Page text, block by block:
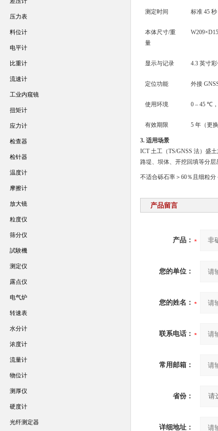
测定时间 标准 45
本体尺寸/重
量
显示与记录 4.3 英寸
定位功能 外接
使用环境 0 – 45 ℃
有效期限 5 年（更
3. 适用场景
ICT 土工（TS/GNSS 法）盛
路堤、坝体、开挖回填等分
不适合砾石率＞60％且细粒
产品留言
产品：
您的单位：
您的姓名：
联系电话：
常用邮箱：
省份：
详细地址：
压力表
料位计
电平计
比重计
流速计
工业内窥镜
扭矩计
应力计
检查器
检针器
温度计
摩擦计
放大镜
粒度仪
筛分仪
試験機
测定仪
露点仪
电气炉
转速表
水分计
浓度计
流量计
物位计
测厚仪
硬度计
光纤测定器